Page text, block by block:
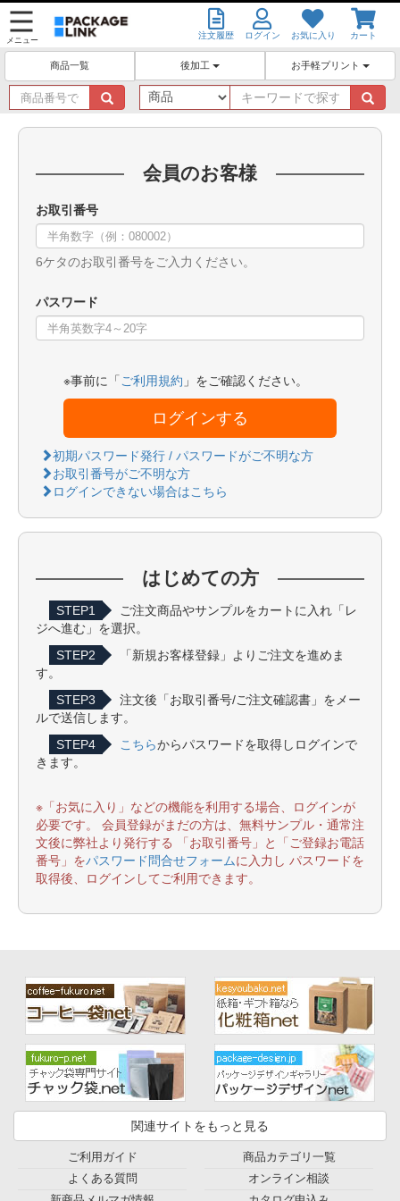
メニュー 注文履歴 ログイン お気に入り カート
商品一覧 後加工 お手軽プリント
商
品
番
キ
ー
ワ
会員のお客様
お取引番号
6ケタのお取引番号をご入力ください。
パスワード
※事前に「 ご利用規約 」をご確認ください。
ログインする
初期パスワード発行 / パスワードがご不明な方
お取引番号がご不明な方
ログインできない場合はこちら
はじめての方
STEP1
ご注文商品やサンプルをカートに入れ「レ
ジへ進む」を選択。
STEP2
「新規お客様登録」よりご注文を進めま
す。
STEP3
注文後「お取引番号/ご注文確認書」をメー
ルで送信します。
STEP4
こちらからパスワードを取得しログインで
きます。
※「お気に入り」などの機能を利用する場合、ログインが
必要です。 会員登録がまだの方は、無料サンプル・通常注
文後に弊社より発行する 「お取引番号」と「ご登録お電話
番号」をパスワード問合せフォームに入力し パスワードを
取得後、ログインしてご利用できます。
関連サイトをもっと見る
ご利用ガイド
よくある質問
商品カテゴリ一覧
オンライン相談